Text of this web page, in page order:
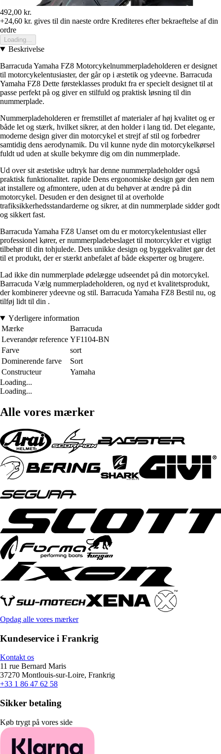
492,00 kr.
+24,60 kr. gives til din naeste ordre Krediteres efter bekraeftelse af din
ordre
Loading...
Beskrivelse
Barracuda Yamaha FZ8 Motorcykelnummerpladeholderen er designet
til motorcykelentusiaster, der går op i æstetik og ydeevne. Barracuda
Yamaha FZ8 Dette førsteklasses produkt fra er specielt designet til at
passe perfekt på og giver en stilfuld og praktisk løsning til din
nummerplade.
Nummerpladeholderen er fremstillet af materialer af høj kvalitet og er
både let og stærk, hvilket sikrer, at den holder i lang tid. Det elegante,
moderne design giver din motorcykel et strejf af stil og forbedrer
samtidig dens aerodynamik. Du vil kunne nyde din motorcykelkørsel
fuldt ud uden at skulle bekymre dig om din nummerplade.
Ud over sit æstetiske udtryk har denne nummerpladeholder også
praktisk funktionalitet. rapide Dens ergonomiske design gør den nem
at installere og afmontere, uden at du behøver at ændre på din
motorcykel. Desuden er den designet til at overholde
trafiksikkerhedsstandarderne og sikrer, at din nummerplade sidder godt
og sikkert fast.
Barracuda Yamaha FZ8 Uanset om du er motorcykelentusiast eller
professionel kører, er nummerpladebeslaget til motorcykler et vigtigt
tilbehør til din tohjulede. Dets unikke design og byggekvalitet gør det
til et produkt, der er stærkt anbefalet af både eksperter og brugere.
Lad ikke din nummerplade ødelægge udseendet på din motorcykel.
Barracuda Vælg nummerpladeholderen, og nyd et kvalitetsprodukt,
der kombinerer ydeevne og stil. Barracuda Yamaha FZ8 Bestil nu, og
tilføj lidt til din .
Yderligere information
Mærke
Barracuda
Leverandør reference YF1104-BN
Farve
sort
Dominerende farve
Sort
Constructeur
Yamaha
Loading...
Loading...
Alle vores mærker
Opdag alle vores mærker
Kundeservice i Frankrig
Kontakt os
11 rue Bernard Maris
37270 Montlouis-sur-Loire, Frankrig
+33 1 86 47 62 58
Sikker betaling
Køb trygt på vores side